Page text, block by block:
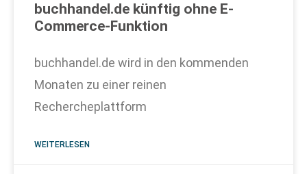
buchhandel.de künftig ohne E-
Commerce-Funktion
buchhandel.de wird in den kommenden
Monaten zu einer reinen
Rechercheplattform
WEITERLESEN